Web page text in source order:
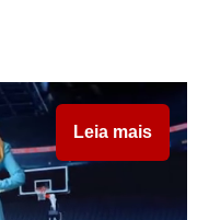
Leia mais